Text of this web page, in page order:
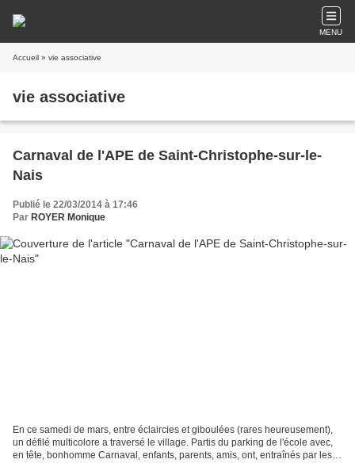
MENU
Accueil » vie associative
vie associative
Carnaval de l'APE de Saint-Christophe-sur-le-
Nais
Publié le 22/03/2014 à 17:46
Par ROYER Monique
En ce samedi de mars, entre éclaircies et giboulées (rares heureusement),
un défilé multicolore a traversé le village. Partis du parking de l'école avec,
en tête, bonhomme Carnaval, enfants, parents, amis, ont, entraînés par les